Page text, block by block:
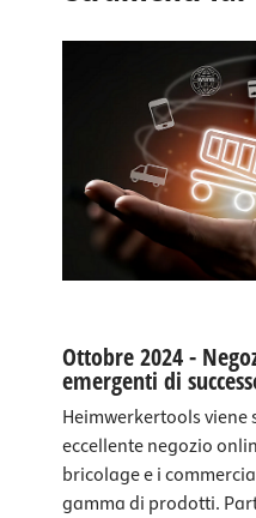
Ottobre 2024 -
emergenti di
Heimwerkertools viene
eccellente negozio
bricolage e i
gamma di prodotti.